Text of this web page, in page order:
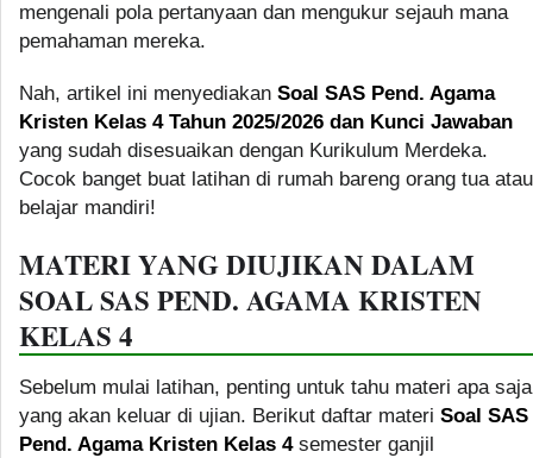
mengenali pola pertanyaan dan mengukur sejauh mana
pemahaman mereka.
Nah, artikel ini menyediakan Soal SAS Pend. Agama
Kristen Kelas 4 Tahun 2025/2026 dan Kunci Jawaban
yang sudah disesuaikan dengan Kurikulum Merdeka.
Cocok banget buat latihan di rumah bareng orang tua atau
belajar mandiri!
MATERI YANG DIUJIKAN DALAM
SOAL SAS PEND. AGAMA KRISTEN
KELAS 4
Sebelum mulai latihan, penting untuk tahu materi apa saja
yang akan keluar di ujian. Berikut daftar materi Soal SAS
Pend. Agama Kristen Kelas 4semester ganjil